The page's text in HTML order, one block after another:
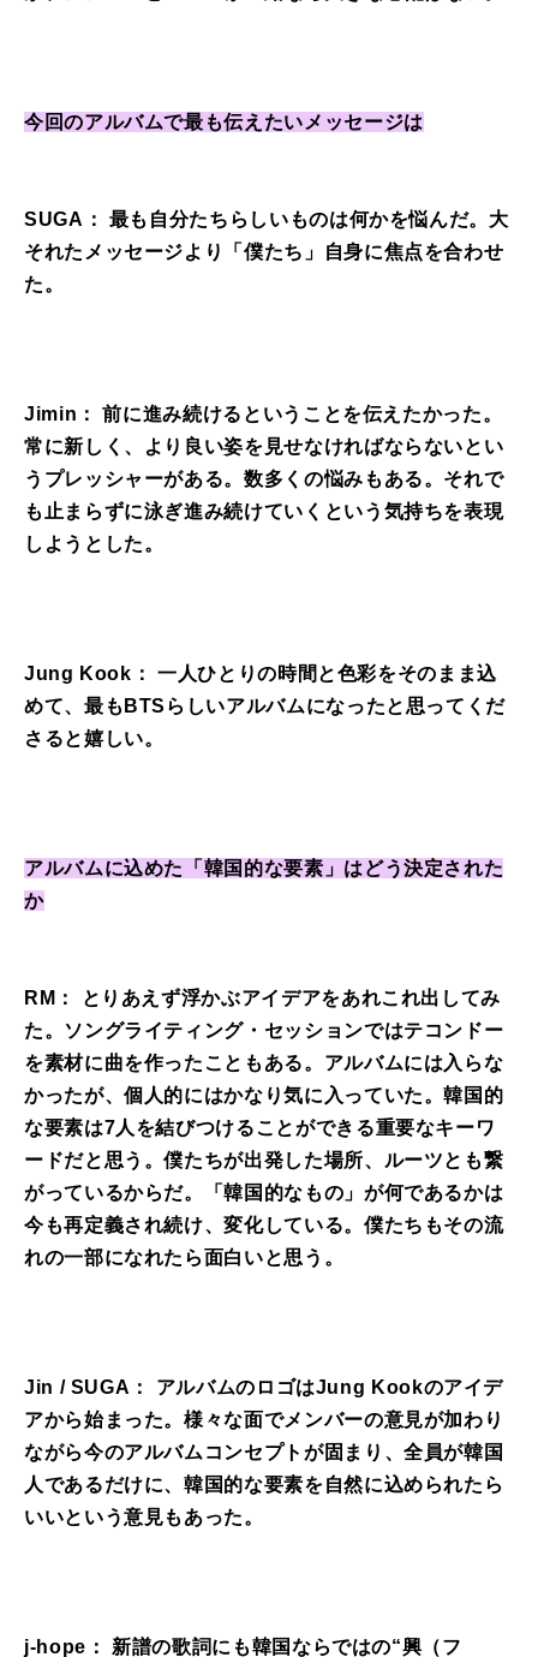
今回のアルバムで最も伝えたいメッセージは
SUGA： 最も自分たちらしいものは何かを悩んだ。大
それたメッセージより「僕たち」自身に焦点を合わせ
た。
Jimin： 前に進み続けるということを伝えたかった。
常に新しく、より良い姿を見せなければならないとい
うプレッシャーがある。数多くの悩みもある。それで
も止まらずに泳ぎ進み続けていくという気持ちを表現
しようとした。
Jung Kook： 一人ひとりの時間と色彩をそのまま込
めて、最もBTSらしいアルバムになったと思ってくだ
さると嬉しい。
アルバムに込めた「韓国的な要素」はどう決定された
か
RM： とりあえず浮かぶアイデアをあれこれ出してみ
た。ソングライティング・セッションではテコンドー
を素材に曲を作ったこともある。アルバムには入らな
かったが、個人的にはかなり気に入っていた。韓国的
な要素は7人を結びつけることができる重要なキーワ
ードだと思う。僕たちが出発した場所、ルーツとも繋
がっているからだ。「韓国的なもの」が何であるかは
今も再定義され続け、変化している。僕たちもその流
れの一部になれたら面白いと思う。
Jin / SUGA： アルバムのロゴはJung Kookのアイデ
アから始まった。様々な面でメンバーの意見が加わり
ながら今のアルバムコンセプトが固まり、全員が韓国
人であるだけに、韓国的な要素を自然に込められたら
いいという意見もあった。
j-hope： 新譜の歌詞にも韓国ならではの“興（フ